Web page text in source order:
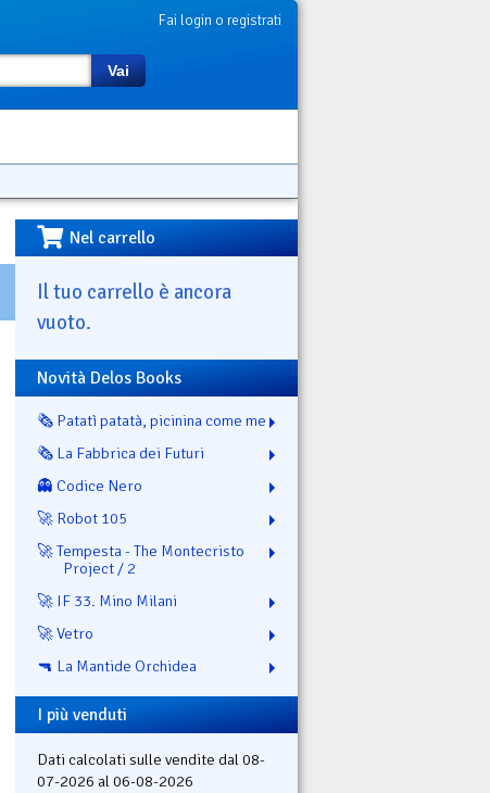
Fai login o registrati
Vai
Nel carrello
Il tuo carrello è ancora
vuoto.
Novità Delos Books
🗞️ Patatì patatà, picinina come me
🗞️ La Fabbrica dei Futuri
👻 Codice Nero
🚀 Robot 105
🚀 Tempesta - The Montecristo
Project / 2
🚀 IF 33. Mino Milani
🚀 Vetro
🔫 La Mantide Orchidea
I più venduti
Dati calcolati sulle vendite dal 08-
07-2026 al 06-08-2026